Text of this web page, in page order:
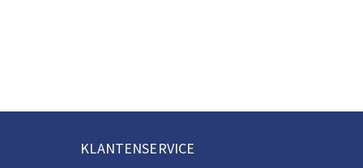
KLANTENSERVICE